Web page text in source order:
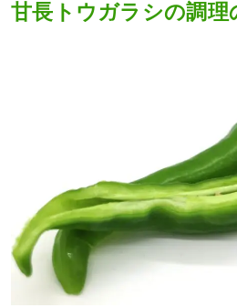
甘長トウガラシの調理